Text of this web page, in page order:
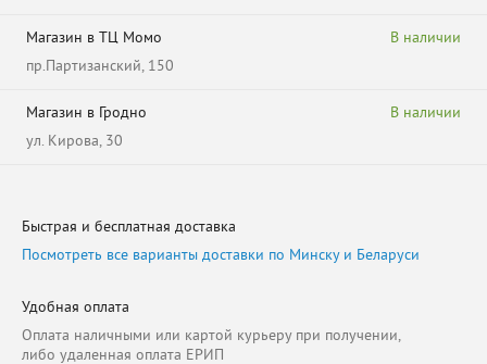
Магазин в ТЦ Момо
пр.Партизанский, 150
В наличии
Магазин в Гродно
ул. Кирова, 30
В наличии
Быстрая и бесплатная доставка
Посмотреть все варианты доставки по Минску и Беларуси
Удобная оплата
Оплата наличными или картой курьеру при получении,
либо удаленная оплата ЕРИП